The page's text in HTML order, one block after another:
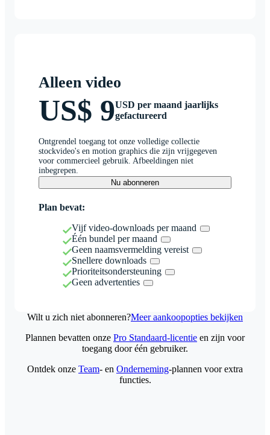
Alleen video
US$ 9USD per maand jaarlijks
gefactureerd
Ontgrendel toegang tot onze volledige collectie
stockvideo's en motion graphics die zijn vrijgegeven
voor commercieel gebruik. Afbeeldingen niet
inbegrepen.
Nu abonneren
Plan bevat:
Vijf video-downloads per maand
Één bundel per maand
Geen naamsvermelding vereist
Snellere downloads
Prioriteitsondersteuning
Geen advertenties
Wilt u zich niet abonneren?Meer aankoopopties bekijken
Plannen bevatten onze Pro Standaard-licentie en zijn voor
toegang door één gebruiker.
Ontdek onze Team- en Onderneming-plannen voor extra
functies.